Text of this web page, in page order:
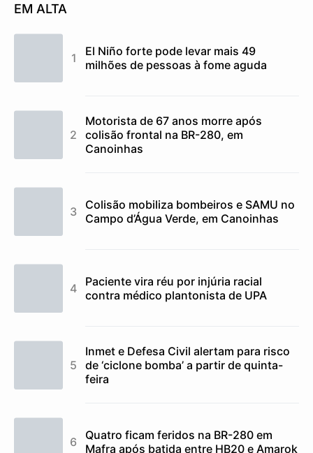
EM ALTA
El Niño forte pode levar mais 49
milhões de pessoas à fome aguda
Motorista de 67 anos morre após
colisão frontal na BR-280, em
Canoinhas
Colisão mobiliza bombeiros e SAMU no
Campo d’Água Verde, em Canoinhas
Paciente vira réu por injúria racial
contra médico plantonista de UPA
Inmet e Defesa Civil alertam para risco
de ‘ciclone bomba’ a partir de quinta-
feira
Quatro ficam feridos na BR-280 em
Mafra após batida entre HB20 e Amarok